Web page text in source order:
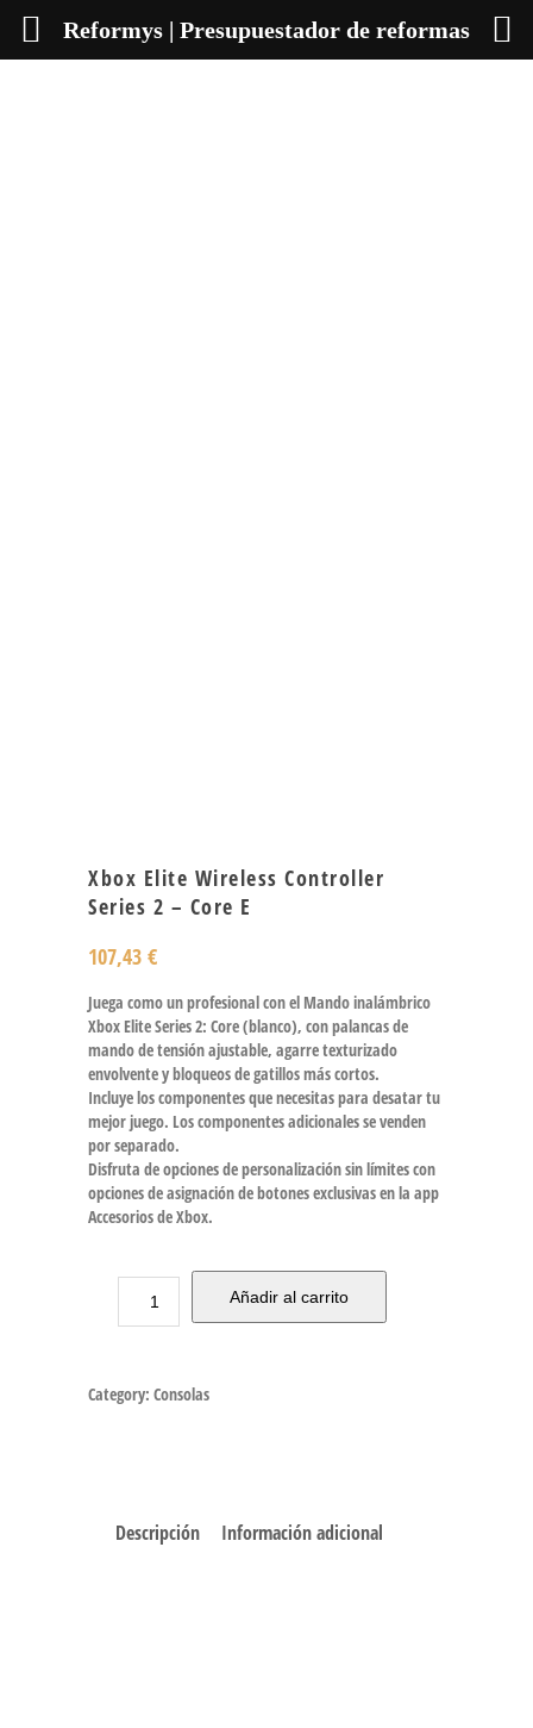
Xbox Elite Wireless Controller
Series 2 – Core E
107,43 €
Juega como un profesional con el Mando inalámbrico
Xbox Elite Series 2: Core (blanco), con palancas de
mando de tensión ajustable, agarre texturizado
envolvente y bloqueos de gatillos más cortos.
Incluye los componentes que necesitas para desatar tu
mejor juego. Los componentes adicionales se venden
por separado.
Disfruta de opciones de personalización sin límites con
opciones de asignación de botones exclusivas en la app
Accesorios de Xbox.
Añadir al carrito
Category: Consolas
Descripción Información adicional
Reformys | Presupuestador de reformas